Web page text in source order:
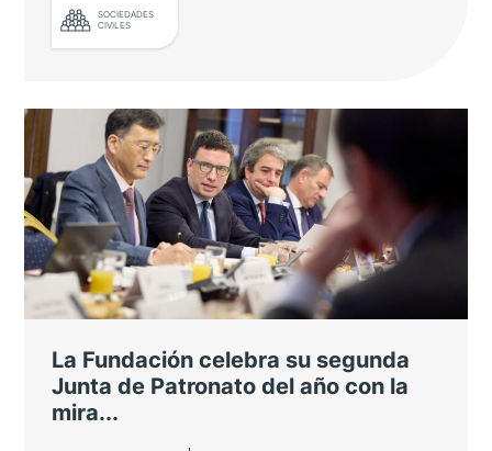
SOCIEDADES
CIVILES
La Fundación refuerza su
Patronato y prepara sus próximos
hitos
Oesía y Atlantic Copper se suman al órgano
de gobierno de la entidad, que abordó la
evolución de las relaciones bilaterales y los
La Fundación celebra su segunda
Junta de Patronato del año con la
mira...